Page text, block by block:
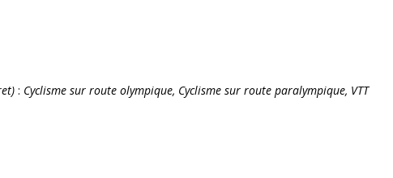
: Cyclisme sur route olympique, Cyclisme sur route paralympique, VTT